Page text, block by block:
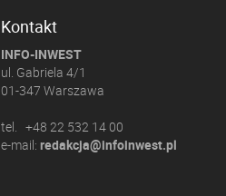
Kontakt
INFO-INWEST
ul. Gabriela 4/1
01-347 Warszawa
tel. +48 22 532 14 00
e-mail: redakcja@infoinwest.pl